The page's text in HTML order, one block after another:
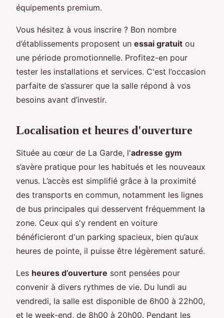
équipements premium.
Vous hésitez à vous inscrire ? Bon nombre
d’établissements proposent un essai gratuit ou
une période promotionnelle. Profitez-en pour
tester les installations et services. C'est l’occasion
parfaite de s’assurer que la salle répond à vos
besoins avant d’investir.
Localisation et heures d'ouverture
Située au cœur de La Garde, l'adresse gym
s’avère pratique pour les habitués et les nouveaux
venus. L’accès est simplifié grâce à la proximité
des transports en commun, notamment les lignes
de bus principales qui desservent fréquemment la
zone. Ceux qui s'y rendent en voiture
bénéficieront d'un parking spacieux, bien qu’aux
heures de pointe, il puisse être légèrement saturé.
Les heures d’ouverture sont pensées pour
convenir à divers rythmes de vie. Du lundi au
vendredi, la salle est disponible de 6h00 à 22h00,
et le week-end, de 8h00 à 20h00. Pendant les